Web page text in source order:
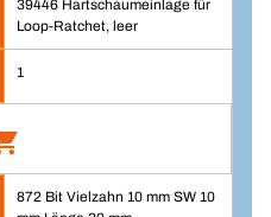
ST
1
10 mm
897
39446 Hartschaumeinlage für
Loop-Ratchet, leer
1
für Loop-Ratchet,
872 Bit Vielzahn 10 mm SW 10